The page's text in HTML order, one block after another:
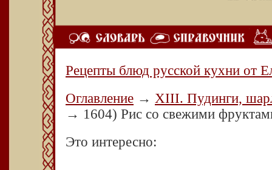
Рецепты блюд русской кухни от
Оглавление → XIII. Пудинги,
→ 1604) Рис со свежими
Это интересно: